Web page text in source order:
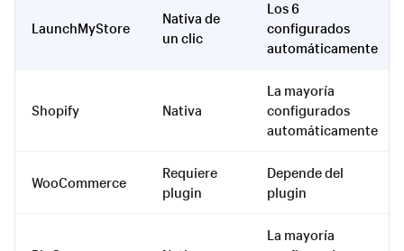
LaunchMyStore
Nativa de
un clic
Los 6
configurados
automáticamente
Shopify Nativa
La mayoría
configurados
automáticamente
WooCommerce
Requiere
plugin
Depende del
plugin
La mayoría